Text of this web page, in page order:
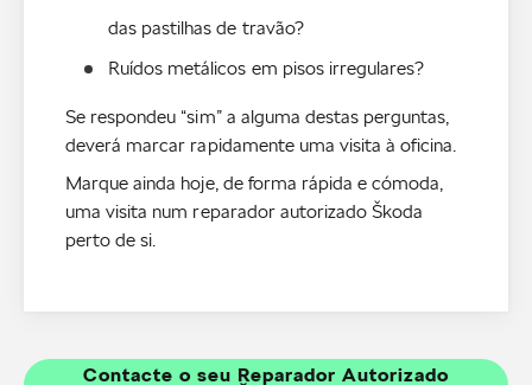
das pastilhas de travão?
Se respondeu “sim” a alguma destas perguntas,
deverá marcar rapidamente uma visita à oficina.
Marque ainda hoje, de forma rápida e cómoda,
uma visita num reparador autorizado Škoda
perto de si.
Contacte o seu Reparador Autorizado